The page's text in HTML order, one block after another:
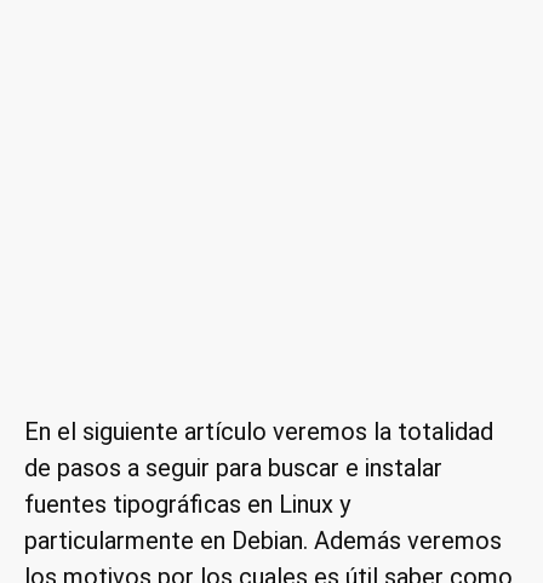
En el siguiente artículo veremos la totalidad
de pasos a seguir para buscar e instalar
fuentes tipográficas en Linux y
particularmente en Debian. Además veremos
los motivos por los cuales es útil saber como